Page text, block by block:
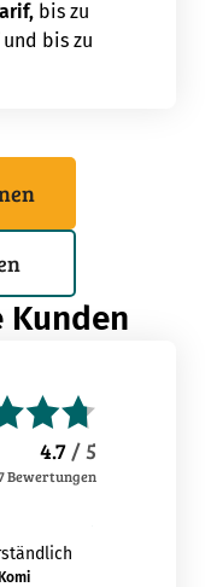
bis zu
und bis zu
Kunden
4.7/ 5
Bewertungen